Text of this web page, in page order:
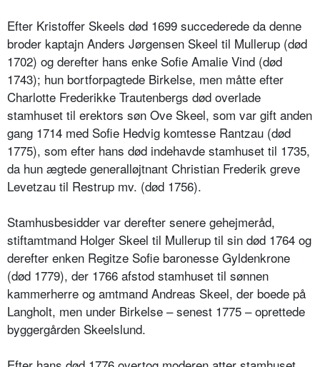
Efter Kristoffer Skeels død 1699 succederede da denne
broder kaptajn Anders Jørgensen Skeel til Mullerup (død
1702) og derefter hans enke Sofie Amalie Vind (død
1743); hun bortforpagtede Birkelse, men måtte efter
Charlotte Frederikke Trautenbergs død overlade
stamhuset til erektors søn Ove Skeel, som var gift anden
gang 1714 med Sofie Hedvig komtesse Rantzau (død
1775), som efter hans død indehavde stamhuset til 1735,
da hun ægtede generalløjtnant Christian Frederik greve
Levetzau til Restrup mv. (død 1756).
Stamhusbesidder var derefter senere gehejmeråd,
stiftamtmand Holger Skeel til Mullerup til sin død 1764 og
derefter enken Regitze Sofie baronesse Gyldenkrone
(død 1779), der 1766 afstod stamhuset til sønnen
kammerherre og amtmand Andreas Skeel, der boede på
Langholt, men under Birkelse – senest 1775 – oprettede
byggergården Skeelslund.